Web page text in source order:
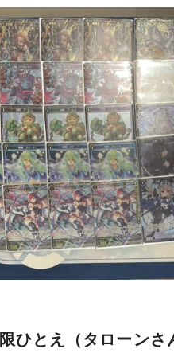
ひとえ（タローンさ